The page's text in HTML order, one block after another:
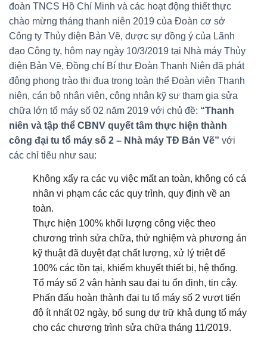
đoàn TNCS Hồ Chí Minh và các hoạt động thiết thực
chào mừng tháng thanh niên 2019 của Đoàn cơ sở
Công ty Thủy điện Bản Vẽ, được sự đồng ý của Lãnh
đạo Công ty, hôm nay ngày 10/3/2019 tại Nhà máy Thủy
điện Bản Vẽ, Đồng chí Bí thư Đoàn Thanh Niên đã phát
động phong trào thi đua trong toàn thể Đoàn viên Thanh
niên, cán bộ nhân viên, công nhân kỹ sư tham gia sửa
chữa lớn tổ máy số 02 năm 2019 với chủ đề: “Thanh
niên và tập thể CBNV quyết tâm thực hiện thành
công đại tu tổ máy số 2 – Nhà máy TĐ Bản Vẽ” với
các chỉ tiêu như sau:
Không xẩy ra các vụ việc mất an toàn, không có cá
nhân vi phạm các các quy trình, quy định về an
toàn.
Thực hiện 100% khối lượng công việc theo
chương trình sửa chữa, thử nghiệm và phương án
kỹ thuật đã duyệt đạt chất lượng, xử lý triệt để
100% các tồn tại, khiếm khuyết thiết bị, hệ thống.
Tổ máy số 2 vận hành sau đại tu ổn định, tin cậy.
Phấn đấu hoàn thành đại tu tổ máy số 2 vượt tiến
độ ít nhất 02 ngày, bổ sung dự trữ khả dụng tổ máy
cho các chương trình sửa chữa tháng 11/2019.